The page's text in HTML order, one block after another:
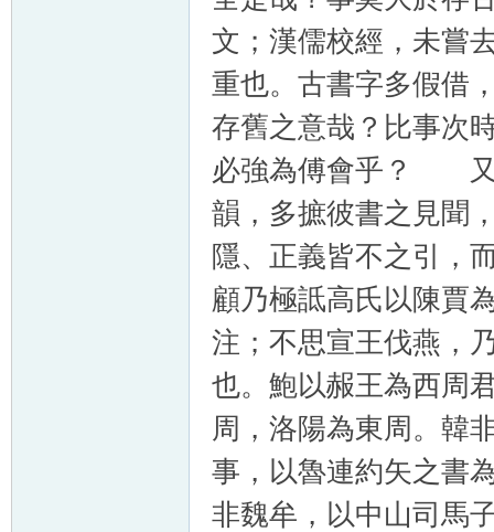
文；漢儒校經，未嘗
重也。古書字多假借
存舊之意哉？比事次
必強為傅會乎？ 又
韻，多摭彼書之見聞
隱、正義皆不之引，
顧乃極詆高氏以陳賈
注；不思宣王伐燕，
也。鮑以赧王為西周
周，洛陽為東周。韓
事，以魯連約矢之書
非魏牟，以中山司馬